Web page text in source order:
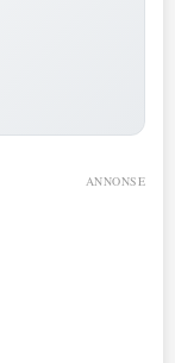
ANNONSE